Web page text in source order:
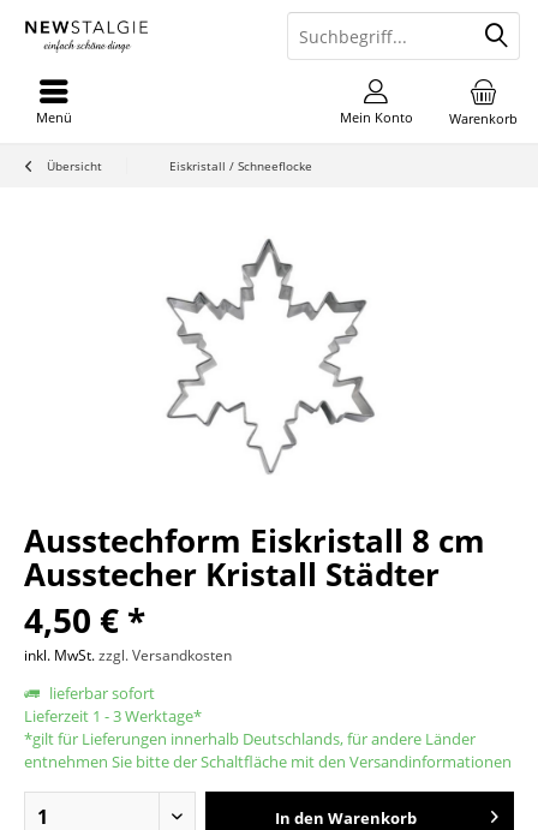
Warenkorb
Mein Konto
Menü
Übersicht Eiskristall / Schneeflocke
Ausstechform Eiskristall 8 cm
Ausstecher Kristall Städter
4,50 € *
inkl. MwSt.zzgl. Versandkosten
lieferbar sofort
Lieferzeit 1 - 3 Werktage*
*gilt für Lieferungen innerhalb Deutschlands, für andere Länder
entnehmen Sie bitte der Schaltfläche mit den Versandinformationen
In den Warenkorb